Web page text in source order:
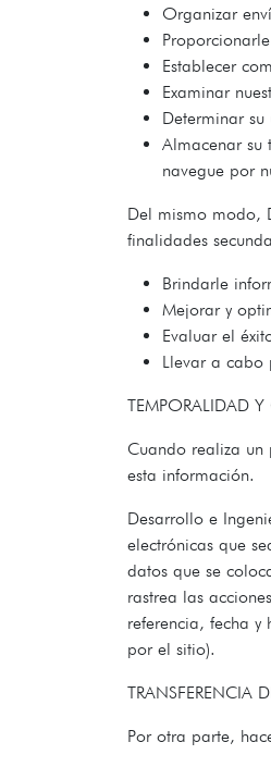
Organizar
Establecer
Examinar
Determinar
Almacenar su
navegue por
Del mismo modo,
finalidades
Brindarle
Mejorar y
Evaluar el
Llevar a
TEMPORALIDAD
Cuando realiza un
esta información.
Desarrollo e
electrónicas que
datos que se
rastrea las
referencia, fecha y
por el sitio).
TRANSFERENCIA
Por otra parte,